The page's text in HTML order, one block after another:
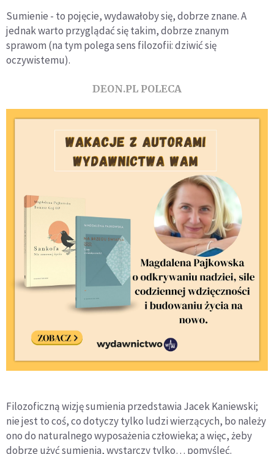
Sumienie - to pojęcie, wydawałoby się, dobrze znane. A
jednak warto przyglądać się takim, dobrze znanym
sprawom (na tym polega sens filozofii: dziwić się
oczywistemu).
DEON.PL POLECA
Filozoficzną wizję sumienia przedstawia Jacek Kaniewski;
nie jest to coś, co dotyczy tylko ludzi wierzących, bo należy
ono do naturalnego wyposażenia człowieka; a więc, żeby
dobrze użyć sumienia, wystarczy tylko… pomyśleć.